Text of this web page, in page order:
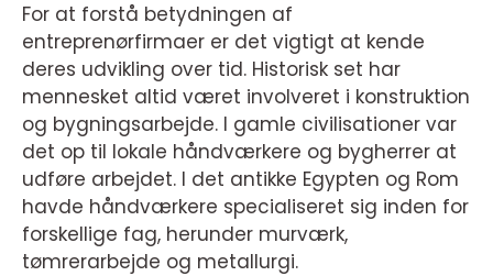
For at forstå betydningen af
entreprenørfirmaer er det vigtigt at kende
deres udvikling over tid. Historisk set har
mennesket altid været involveret i konstruktion
og bygningsarbejde. I gamle civilisationer var
det op til lokale håndværkere og bygherrer at
udføre arbejdet. I det antikke Egypten og Rom
havde håndværkere specialiseret sig inden for
forskellige fag, herunder murværk,
tømrerarbejde og metallurgi.